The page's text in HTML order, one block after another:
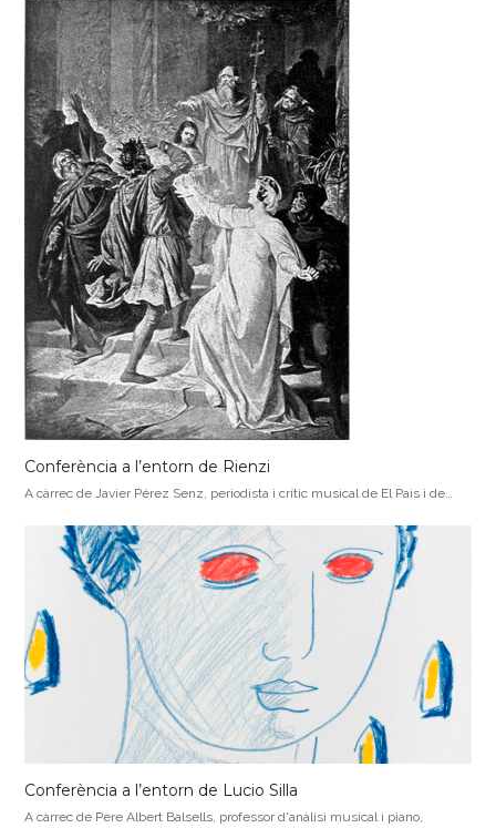
Conferència a l’entorn de Rienzi
A càrrec de Javier Pérez Senz, periodista i crític musical de El Pais i de…
Conferència a l’entorn de Lucio Silla
A càrrec de Pere Albert Balsells, professor d'anàlisi musical i piano,